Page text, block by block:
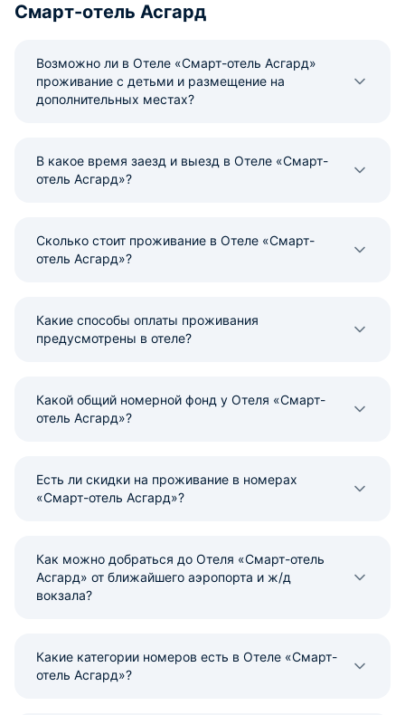
Смарт-отель Асгард
Возможно ли в Отеле «Смарт-отель Асгард»
проживание с детьми и размещение на
дополнительных местах?
В какое время заезд и выезд в Отеле «Смарт-
отель Асгард»?
Сколько стоит проживание в Отеле «Смарт-
отель Асгард»?
Какие способы оплаты проживания
предусмотрены в отеле?
Какой общий номерной фонд у Отеля «Смарт-
отель Асгард»?
Есть ли скидки на проживание в номерах
«Смарт-отель Асгард»?
Как можно добраться до Отеля «Смарт-отель
Асгард» от ближайшего аэропорта и ж/д
вокзала?
Какие категории номеров есть в Отеле «Смарт-
отель Асгард»?